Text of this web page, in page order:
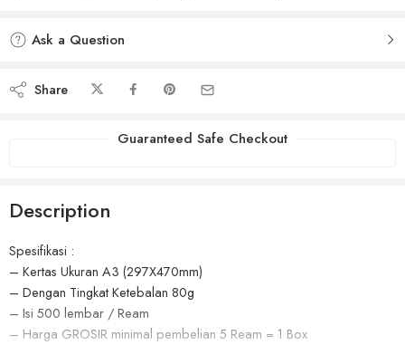
Ask a Question
Share
Guaranteed Safe Checkout
Description
Spesifikasi :
– Kertas Ukuran A3 (297X470mm)
– Dengan Tingkat Ketebalan 80g
– Isi 500 lembar / Ream
– Harga GROSIR minimal pembelian 5 Ream = 1 Box